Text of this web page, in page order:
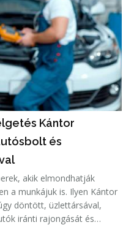
Kántor
és
akik elmondhatják
a munkájuk is. Ilyen Kántor
döntött, üzlettársával,
iránti rajongását és